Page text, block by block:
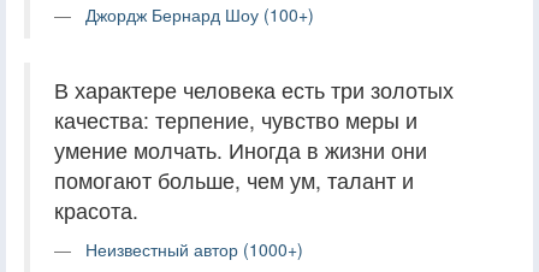
Джордж Бернард Шоу (100+)
В характере человека есть три золотых
качества: терпение, чувство меры и
умение молчать. Иногда в жизни они
помогают больше, чем ум, талант и
красота.
Неизвестный автор (1000+)